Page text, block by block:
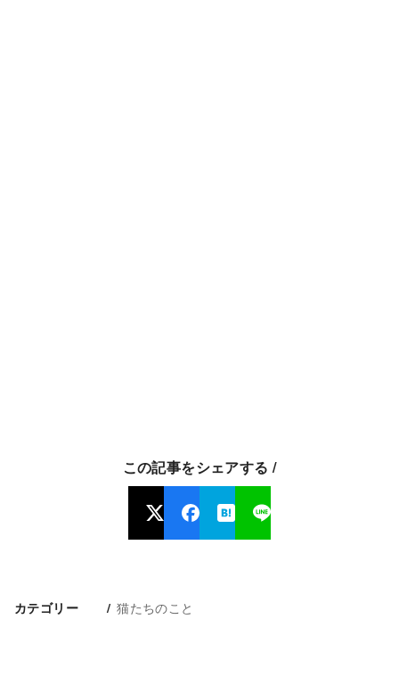
この記事をシェアする /
カテゴリー 猫たちのこと